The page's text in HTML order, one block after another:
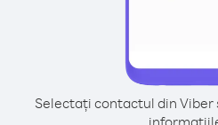
Selectați contactul din Viber